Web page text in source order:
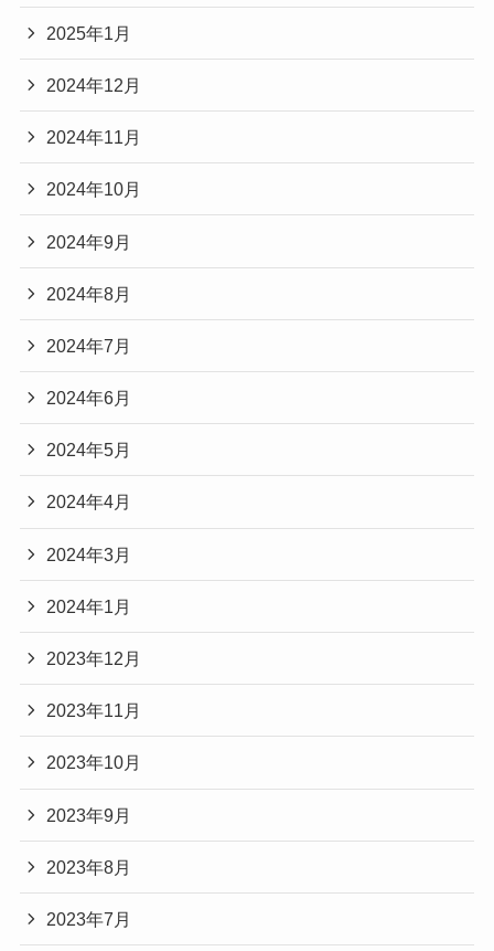
2025年1月
2024年12月
2024年11月
2024年10月
2024年9月
2024年8月
2024年7月
2024年6月
2024年5月
2024年4月
2024年3月
2024年1月
2023年12月
2023年11月
2023年10月
2023年9月
2023年8月
2023年7月